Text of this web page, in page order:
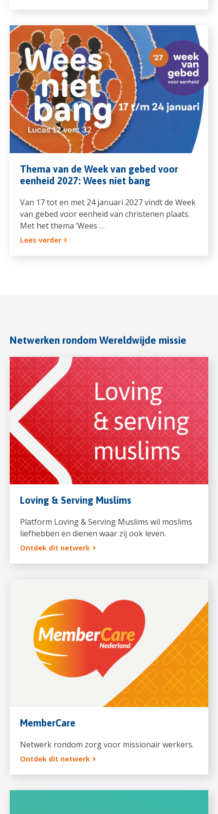
Thema van de Week van gebed voor
eenheid 2027: Wees niet bang
Van 17 tot en met 24 januari 2027 vindt de Week
van gebed voor eenheid van christenen plaats.
Met het thema ‘Wees …
Lees verder
Netwerken rondom Wereldwijde missie
Loving & Serving Muslims
Platform Loving & Serving Muslims wil moslims
liefhebben en dienen waar zij ook leven.
Ontdek dit netwerk
MemberCare
Netwerk rondom zorg voor missionair werkers.
Ontdek dit netwerk